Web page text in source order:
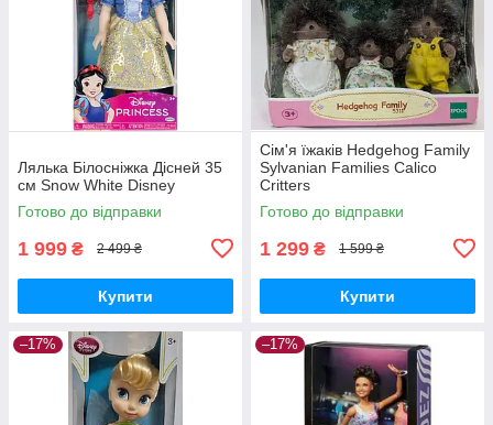
Лялька Білосніжка Дісней 35
см Snow White Disney
Готово до відправки
1 999 ₴ 2 499 ₴
Купити
Сім'я їжаків Hedgehog Family
Sylvanian Families Calico
Critters
Готово до відправки
1 299 ₴ 1 599 ₴
Купити
–17% –17%